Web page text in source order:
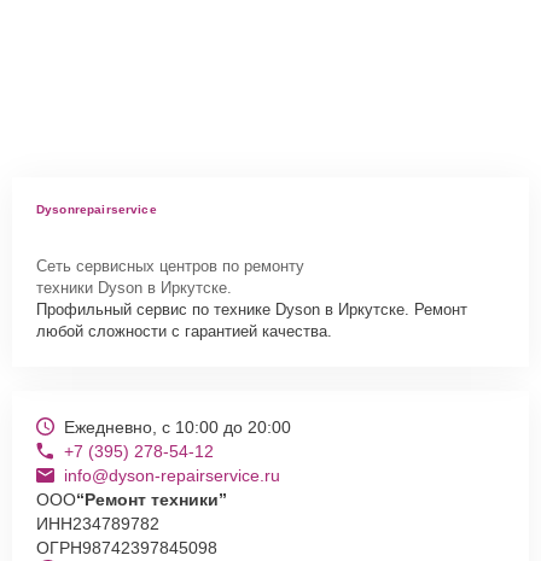
Dysonrepairservice
Сеть сервисных центров по ремонту
техники Dyson в Иркутске.
Профильный сервис по технике Dyson в Иркутске. Ремонт
любой сложности с гарантией качества.
Ежедневно, с 10:00 до 20:00
+7 (395) 278-54-12
info@dyson-repairservice.ru
ООО“Ремонт техники”
ИНН234789782
ОГРН98742397845098